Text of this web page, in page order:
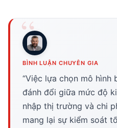
BÌNH LUẬN CHUYÊN GIA
“Việc lựa chọn mô hình
đánh đổi giữa mức độ
nhập thị trường và chi
mang lại sự kiểm soát